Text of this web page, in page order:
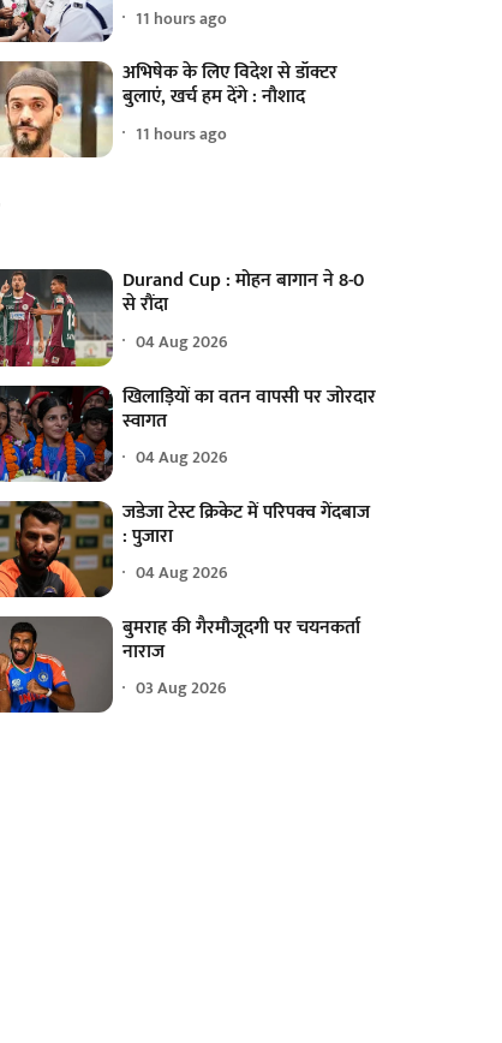
11 hours ago
अभिषेक के लिए विदेश से डॉक्टर
बुलाएं, खर्च हम देंगे : नौशाद
11 hours ago
Durand Cup : मोहन बागान ने 8-0
से रौंदा
04 Aug 2026
खिलाड़ियों का वतन वापसी पर जोरदार
स्वागत
04 Aug 2026
जडेजा टेस्ट क्रिकेट में परिपक्व गेंदबाज
: पुजारा
04 Aug 2026
बुमराह की गैरमौजूदगी पर चयनकर्ता
नाराज
03 Aug 2026